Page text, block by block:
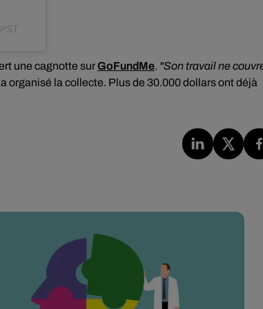
une cagnotte sur GoFundMe. "Son travail ne
organisé la collecte. Plus de 30.000 dollars ont déjà